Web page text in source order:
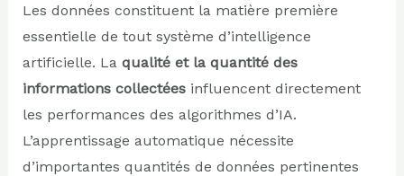
Les données constituent la matière première
essentielle de tout système d’intelligence
artificielle. La qualité et la quantité des
informations collectéesinfluencent directement
les performances des algorithmes d’IA.
L’apprentissage automatique nécessite
d’importantes quantités de données pertinentes